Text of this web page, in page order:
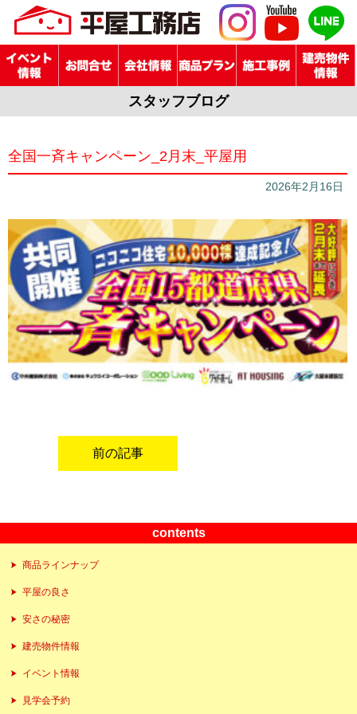
スタッフブログ
全国一斉キャンペーン_2月末_平屋用
2026年2月16日
前の記事
contents
商品ラインナップ
平屋の良さ
安さの秘密
建売物件情報
イベント情報
見学会予約